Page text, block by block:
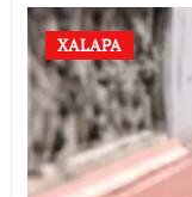
XALAPA